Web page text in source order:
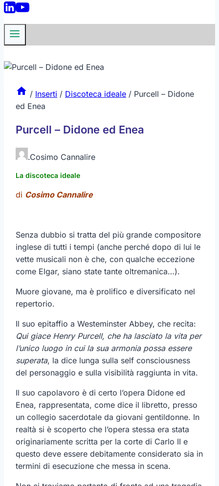
/ Inserti / Discoteca ideale / Purcell – Didone
ed Enea
Purcell – Didone ed Enea
.Cosimo Cannalire
La discoteca ideale
di Cosimo Cannalire
Senza dubbio si tratta del più grande compositore
inglese di tutti i tempi (anche perché dopo di lui le
vette musicali non è che, con qualche eccezione
come Elgar, siano state tante oltremanica…).
Muore giovane, ma è prolifico e diversificato nel
repertorio.
Il suo epitaffio a Westeminster Abbey, che recita:
Qui giace Henry Purcell, che ha lasciato la vita per
l’unico luogo in cui la sua armonia possa essere
superata, la dice lunga sulla self consciousness
del personaggio e sulla visibilità raggiunta in vita.
Il suo capolavoro è di certo l’opera Didone ed
Enea, rappresentata, come dice il libretto, presso
un collegio sacerdotale da giovani gentildonne. In
realtà si è scoperto che l’opera stessa era stata
originariamente scritta per la corte di Carlo II e
questo deve essere debitamente considerato sia in
termini di esecuzione che messa in scena.